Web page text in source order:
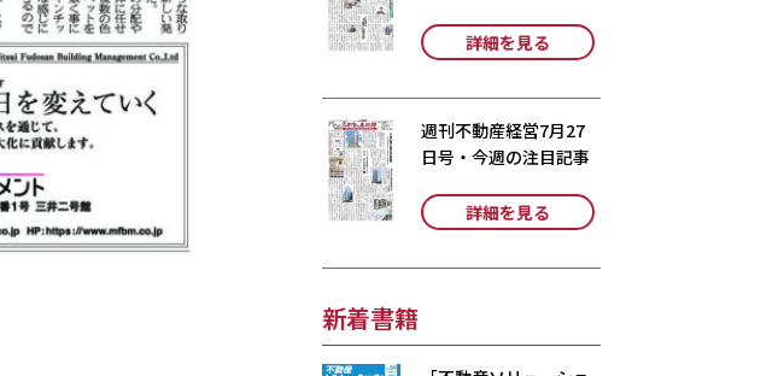
詳細を見る
週刊不動産経営7月27
日号・今週の注目記事
詳細を見る
新着書籍